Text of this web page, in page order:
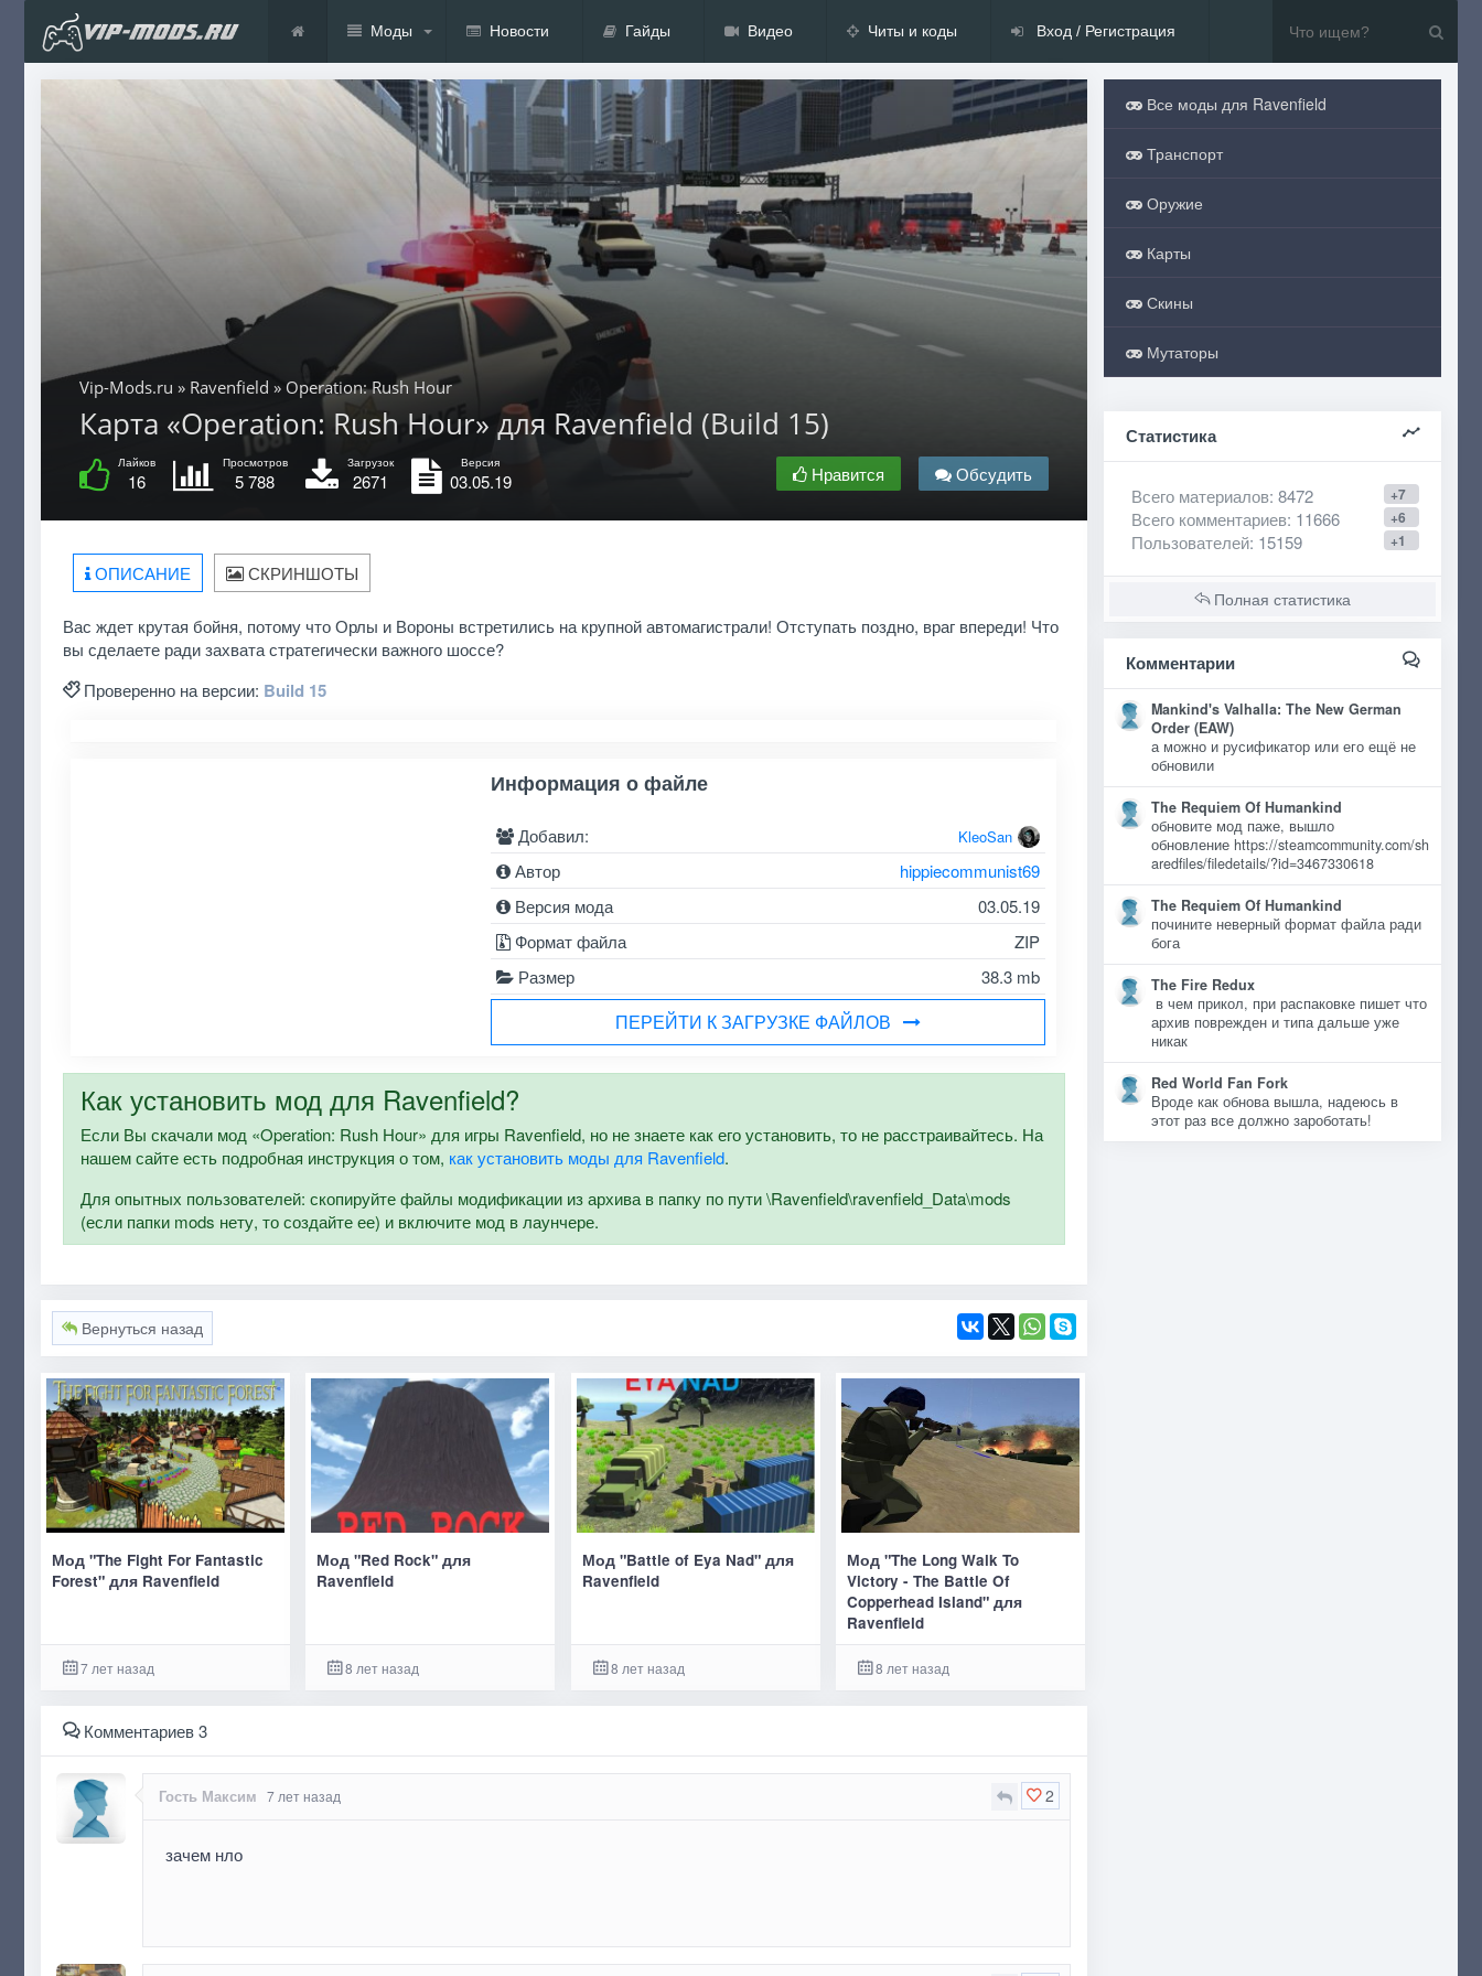
Моды Новости Гайды Видео Читы и коды Вход / Регистрация
Vip-Mods.ru » Ravenfield » Operation: Rush Hour
Карта «Operation: Rush Hour» для Ravenfield (Build 15)
Лайков
16
Просмотров
5 788
Загрузок
2671
Версия
03.05.19 Нравится Обсудить
ОПИСАНИЕ СКРИНШОТЫ
Вас ждет крутая бойня, потому что Орлы и Вороны встретились на крупной автомагистрали! Отступать поздно, враг впереди! Что
вы сделаете ради захвата стратегически важного шоссе?
Проверенно на версии: Build 15
Информация о файле
Добавил: KleoSan
Автор
hippiecommunist69
Версия мода
03.05.19
Формат файла
ZIP
Размер
38.3 mb
ПЕРЕЙТИ К ЗАГРУЗКЕ ФАЙЛОВ
Как установить мод для Ravenfield?
Если Вы скачали мод «Operation: Rush Hour» для игры Ravenfield, но не знаете как его установить, то не расстраивайтесь. На
нашем сайте есть подробная инструкция о том, как установить моды для Ravenfield.
Для опытных пользователей: скопируйте файлы модификации из архива в папку по пути \Ravenfield\ravenfield_Data\mods
(если папки mods нету, то создайте ее) и включите мод в лаунчере.
Вернуться назад
Мод "The Fight For Fantastic
Forest" для Ravenfield
7 лет назад
Мод "Red Rock" для
Ravenfield
8 лет назад
Мод "Battle of Eya Nad" для
Ravenfield
8 лет назад
Мод "The Long Walk To
Victory - The Battle Of
Copperhead Island" для
Ravenfield
8 лет назад
Комментариев 3
2
Гость Максим 7 лет назад
зачем нло
Все моды для Ravenfield
Транспорт
Оружие
Карты
Скины
Мутаторы
Статистика
+7
Всего материалов: 8472
+6
Всего комментариев: 11666
+1
Пользователей: 15159
Полная статистика
Комментарии
Mankind's Valhalla: The New German
Order (EAW)
а можно и русификатор или его ещё не
обновили
The Requiem Of Humankind
обновите мод паже, вышло
обновление https://steamcommunity.com/sh
aredfiles/filedetails/?id=3467330618
The Requiem Of Humankind
почините неверный формат файла ради
бога
The Fire Redux
в чем прикол, при распаковке пишет что
архив поврежден и типа дальше уже
никак
Red World Fan Fork
Вроде как обнова вышла, надеюсь в
этот раз все должно зароботать!